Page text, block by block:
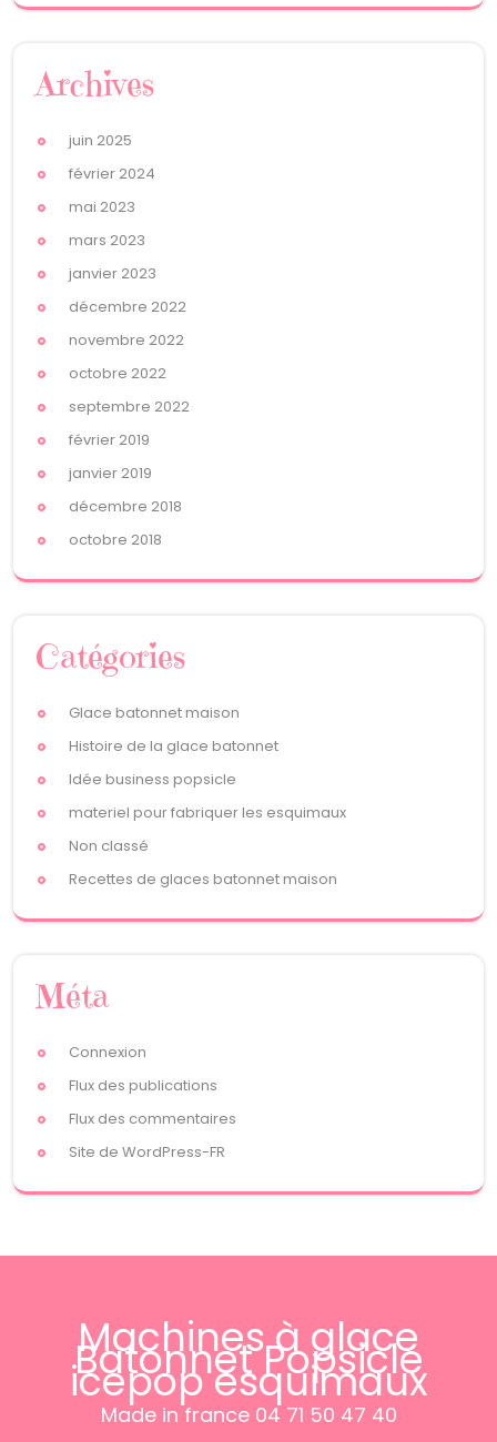
Archives
juin 2025
février 2024
mai 2023
mars 2023
janvier 2023
décembre 2022
novembre 2022
octobre 2022
septembre 2022
février 2019
janvier 2019
décembre 2018
octobre 2018
Catégories
Glace batonnet maison
Histoire de la glace batonnet
Idée business popsicle
materiel pour fabriquer les esquimaux
Non classé
Recettes de glaces batonnet maison
Méta
Connexion
Flux des publications
Flux des commentaires
Site de WordPress-FR
Machines à glace
Batonnet Popsicle
icepop esquimaux
Made in france 04 71 50 47 40